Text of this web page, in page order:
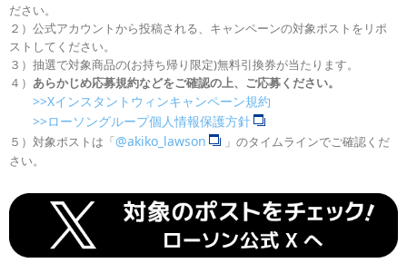
ださい。
２）公式アカウントから投稿される、キャンペーンの対象ポストをリポ
ストしてください。
３）抽選で対象商品の(お持ち帰り限定)無料引換券が当たります。
４） あらかじめ応募規約などをご確認の上、ご応募ください。
>>Xインスタントウィンキャンペーン規約
>>ローソングループ個人情報保護方針
５）対象ポストは「@akiko_lawson
」のタイムラインでご確認くだ
さい。